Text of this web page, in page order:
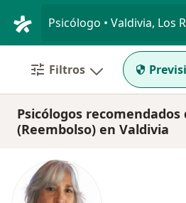
Psicólogo • Valdivia, Los
Filtros
Psicólogos recomendados
(Reembolso) en Valdivia